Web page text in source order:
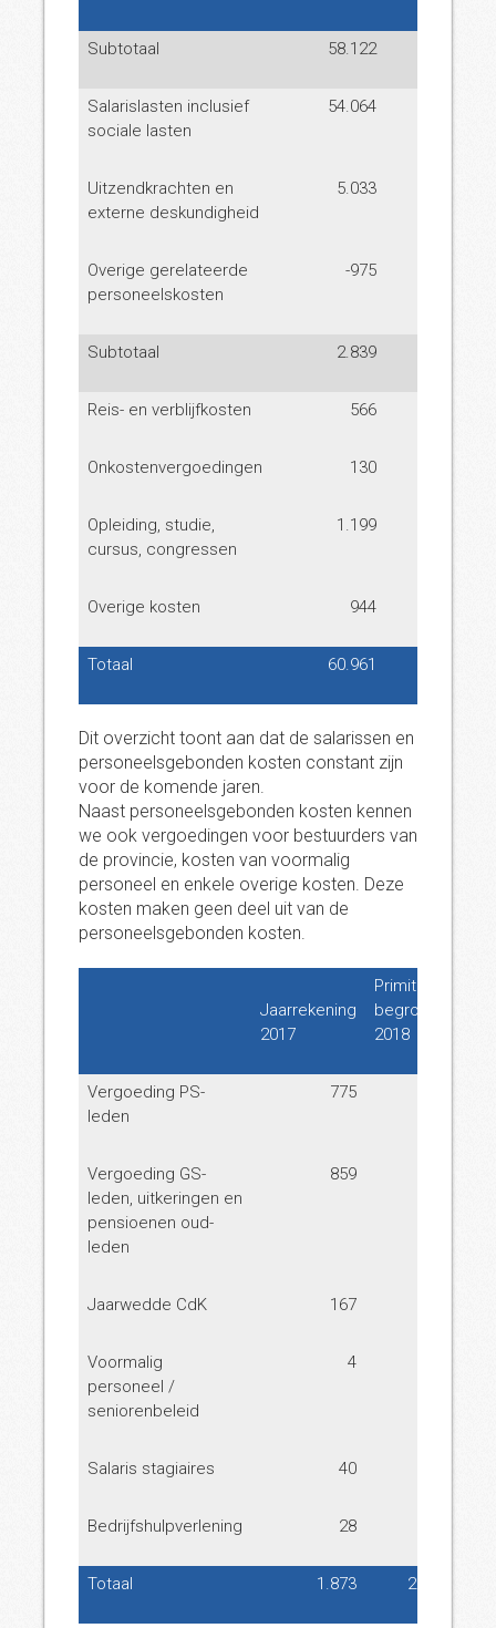
Subtotaal 58.122
Salarislasten inclusief
sociale lasten
54.064
Uitzendkrachten en
externe deskundigheid
5.033
Overige gerelateerde
personeelskosten
-975
Subtotaal 2.839
Reis- en verblijfkosten 566
Onkostenvergoedingen 130
Opleiding, studie,
cursus, congressen
1.199
Overige kosten 944
Totaal 60.961
Dit overzicht toont aan dat de salarissen en
personeelsgebonden kosten constant zijn
voor de komende jaren.
Naast personeelsgebonden kosten kennen
we ook vergoedingen voor bestuurders van
de provincie, kosten van voormalig
personeel en enkele overige kosten. Deze
kosten maken geen deel uit van de
personeelsgebonden kosten.
Jaarrekening
2017
Primitieve
begroting
2018
Vergoeding PS-
leden
775
Vergoeding GS-
leden, uitkeringen en
pensioenen oud-
leden
859
Jaarwedde CdK 167
Voormalig
personeel /
seniorenbeleid
4
Salaris stagiaires 40
Bedrijfshulpverlening 28
Totaal 1.873 2.430